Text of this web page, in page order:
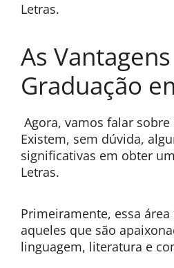
Letras.
As
Graduação
Agora, vamos falar
Existem, sem dúvida,
significativas em obter
Letras.
Primeiramente, essa
aqueles que são
linguagem, literatura e